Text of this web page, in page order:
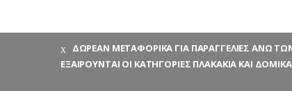
ΔΩΡΕΑΝ ΜΕΤΑΦΟΡΙΚΑ ΓΙΑ ΠΑΡΑΓΓΕΛΙΕΣ ΑΝΩ
ΕΞΑΙΡΟΥΝΤΑΙ ΟΙ ΚΑΤΗΓΟΡΙΕΣ ΠΛΑΚΑΚΙΑ ΚΑΙ